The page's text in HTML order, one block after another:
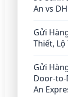
An vs
Gửi
Thiết, Lộ
Gửi
Door-
An